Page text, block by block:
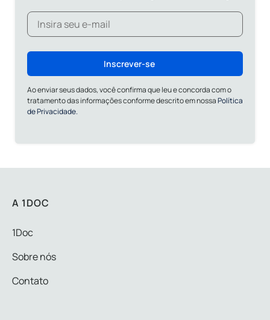
Inscrever-se
Ao enviar seus dados, você confirma que leu e concorda com o
tratamento das informações conforme descrito em nossaPolítica
de Privacidade.
A 1DOC
1Doc
Sobre nós
Contato